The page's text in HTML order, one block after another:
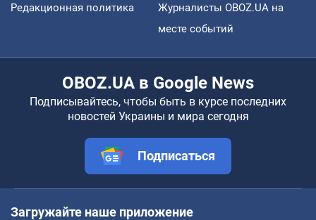
Редакционная политика
Журналисты OBOZ.UA на
месте событий
OBOZ.UA в Google News
Подписывайтесь, чтобы быть в курсе последних
новостей Украины и мира сегодня
Подписаться
Загружайте наше приложение